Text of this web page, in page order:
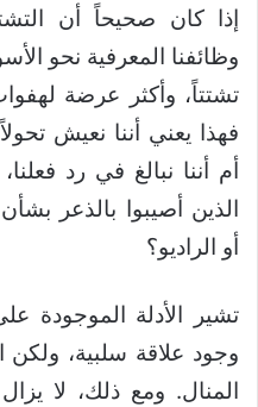
إذا كان صحيحاً أن
وظائفنا المعرفية نحو
تشتتاً، وأكثر عرضة
فهذا يعني أننا نعيش
أم أننا نبالغ في رد
الذين أصيبوا بالذعر
أو الراديو؟
تشير الأدلة الموجودة
وجود علاقة سلبية، ولكن
المنال. ومع ذلك، لا